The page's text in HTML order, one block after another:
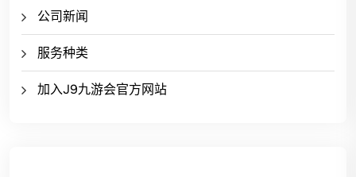
公司新闻
服务种类
加入J9九游会官方网站